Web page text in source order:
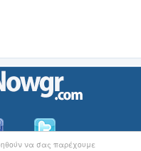
να σας παρέχουμε